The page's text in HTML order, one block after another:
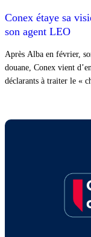
Conex étaye sa
son agent LEO
Après Alba en février,
douane, Conex vient
déclarants à traiter le «